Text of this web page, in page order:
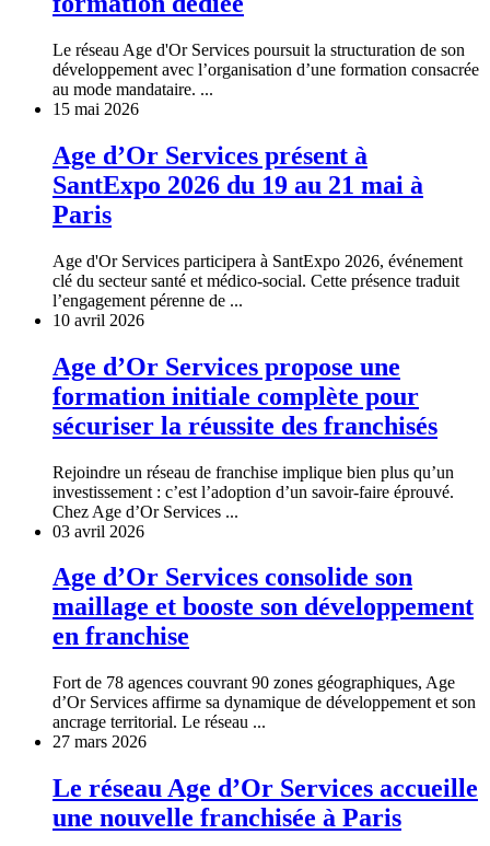
Le réseau Age d'Or Services poursuit la structuration de son
développement avec l’organisation d’une formation consacrée
au mode mandataire. ...
15 mai 2026
Age d’Or Services présent à
SantExpo 2026 du 19 au 21 mai à
Paris
Age d'Or Services participera à SantExpo 2026, événement
clé du secteur santé et médico-social. Cette présence traduit
l’engagement pérenne de ...
10 avril 2026
Age d’Or Services propose une
formation initiale complète pour
sécuriser la réussite des franchisés
Rejoindre un réseau de franchise implique bien plus qu’un
investissement : c’est l’adoption d’un savoir-faire éprouvé.
Chez Age d’Or Services ...
03 avril 2026
Age d’Or Services consolide son
maillage et booste son développement
en franchise
Fort de 78 agences couvrant 90 zones géographiques, Age
d’Or Services affirme sa dynamique de développement et son
ancrage territorial. Le réseau ...
27 mars 2026
Le réseau Age d’Or Services accueille
une nouvelle franchisée à Paris